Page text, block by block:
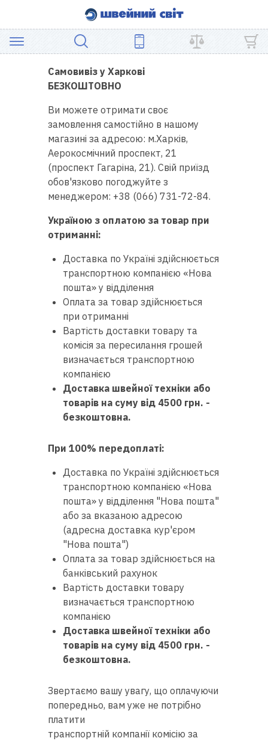
ОБЛАДНАННЯ
ЗАПЧАСТИНИ
ПЕЧВОРКУ
ШВЕЙНІ
АКСЕСУАРИ
Доставка
і оплата
Гарантія
Ремонт
швейної
техніки
поради
Контакти
Доставка і оплата
ДОСТАВКА
Самовивіз у Харкові
БЕЗКОШТОВНО
Ви можете отримати своє
замовлення самостійно в нашому
магазині за адресою: м.Харків,
Аерокосмічний проспект, 21
(проспект Гагаріна, 21). Свій приїзд
обов'язково погоджуйте з
менеджером: +38 (066) 731-72-84.
Україною з оплатою за товар при
отриманні:
Доставка по Україні здійснюється
транспортною компанією «Нова
пошта» у відділення
Оплата за товар здійснюється
при отриманні
Вартість доставки товару та
комісія за пересилання грошей
визначається транспортною
компанією
Доставка швейної техніки або
товарів на суму від 4500 грн. -
безкоштовна.
При 100% передоплаті:
Доставка по Україні здійснюється
транспортною компанією «Нова
пошта» у відділення "Нова пошта"
або за вказаною адресою
(адресна доставка кур'єром
"Нова пошта")
Оплата за товар здійснюється на
банківський рахунок
Вартість доставки товару
визначається транспортною
компанією
Доставка швейної техніки або
товарів на суму від 4500 грн. -
безкоштовна.
Звертаємо вашу увагу, що оплачуючи
попередньо, вам уже не потрібно
платити
транспортній компанії комісію за